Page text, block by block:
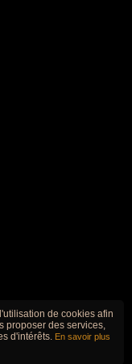
de cookies afin
proposer des services,
d'intérêts. En savoir plus